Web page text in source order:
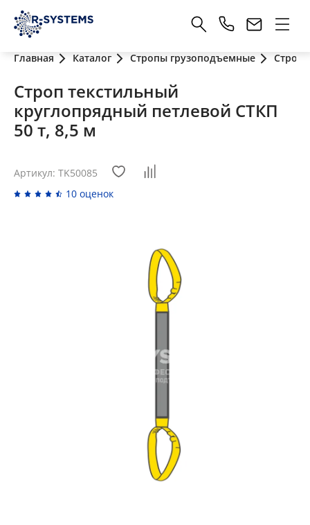
Главная Каталог Стропы грузоподъемные
Строп текстильный
круглопрядный петлевой СТКП
50 т, 8,5 м
Артикул: TK50085
10 оценок